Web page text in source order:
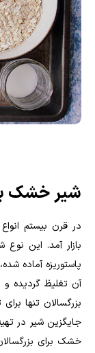
شیر خشک
در قرن بیستم
بازار آمد. این
پاستوریزه آماده
آن تغلیظ گردیده
بزرگسالان تنها
جایگزین شیر در
خشک برای